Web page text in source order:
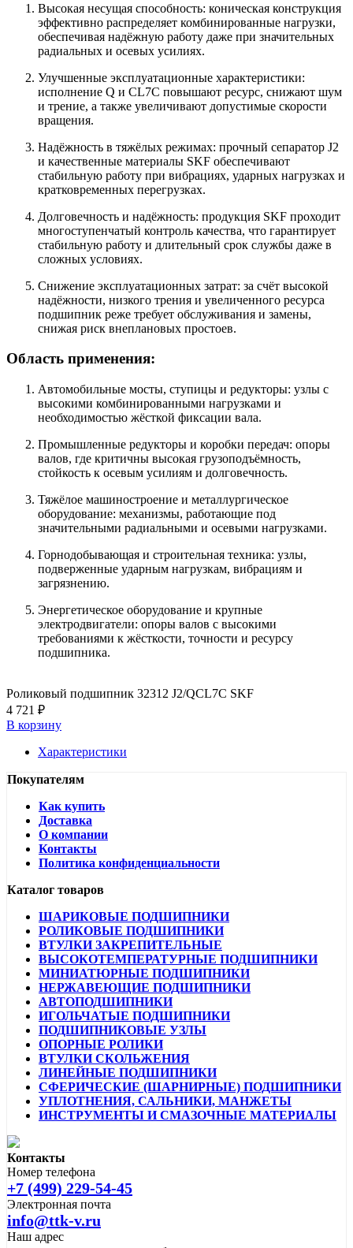
Высокая несущая способность: коническая конструкция
эффективно распределяет комбинированные нагрузки,
обеспечивая надёжную работу даже при значительных
радиальных и осевых усилиях.
Улучшенные эксплуатационные характеристики:
исполнение Q и CL7C повышают ресурс, снижают шум
и трение, а также увеличивают допустимые скорости
вращения.
Надёжность в тяжёлых режимах: прочный сепаратор J2
и качественные материалы SKF обеспечивают
стабильную работу при вибрациях, ударных нагрузках и
кратковременных перегрузках.
Долговечность и надёжность: продукция SKF проходит
многоступенчатый контроль качества, что гарантирует
стабильную работу и длительный срок службы даже в
сложных условиях.
Снижение эксплуатационных затрат: за счёт высокой
надёжности, низкого трения и увеличенного ресурса
подшипник реже требует обслуживания и замены,
снижая риск внеплановых простоев.
Область применения:
Автомобильные мосты, ступицы и редукторы: узлы с
высокими комбинированными нагрузками и
необходимостью жёсткой фиксации вала.
Промышленные редукторы и коробки передач: опоры
валов, где критичны высокая грузоподъёмность,
стойкость к осевым усилиям и долговечность.
Тяжёлое машиностроение и металлургическое
оборудование: механизмы, работающие под
значительными радиальными и осевыми нагрузками.
Горнодобывающая и строительная техника: узлы,
подверженные ударным нагрузкам, вибрациям и
загрязнению.
Энергетическое оборудование и крупные
электродвигатели: опоры валов с высокими
требованиями к жёсткости, точности и ресурсу
подшипника.
Роликовый подшипник 32312 J2/QCL7C SKF
4 721 ₽
В корзину
Характеристики
Покупателям
Как купить
Доставка
О компании
Контакты
Политика конфиденциальности
Каталог товаров
ШАРИКОВЫЕ ПОДШИПНИКИ
РОЛИКОВЫЕ ПОДШИПНИКИ
ВТУЛКИ ЗАКРЕПИТЕЛЬНЫЕ
ВЫСОКОТЕМПЕРАТУРНЫЕ ПОДШИПНИКИ
МИНИАТЮРНЫЕ ПОДШИПНИКИ
НЕРЖАВЕЮЩИЕ ПОДШИПНИКИ
АВТОПОДШИПНИКИ
ИГОЛЬЧАТЫЕ ПОДШИПНИКИ
ПОДШИПНИКОВЫЕ УЗЛЫ
ОПОРНЫЕ РОЛИКИ
ВТУЛКИ СКОЛЬЖЕНИЯ
ЛИНЕЙНЫЕ ПОДШИПНИКИ
СФЕРИЧЕСКИЕ (ШАРНИРНЫЕ) ПОДШИПНИКИ
УПЛОТНЕНИЯ, САЛЬНИКИ, МАНЖЕТЫ
ИНСТРУМЕНТЫ И СМАЗОЧНЫЕ МАТЕРИАЛЫ
Контакты
Номер телефона
+7 (499) 229-54-45
Электронная почта
info@ttk-v.ru
Наш адрес